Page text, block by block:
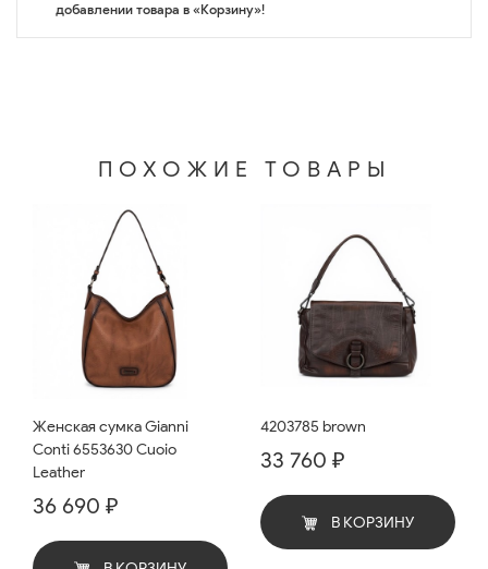
добавлении товара в «Корзину»!
ПОХОЖИЕ ТОВАРЫ
Женская сумка Gianni
Conti 6553630 Cuoio
Leather
36 690 ₽
4203785 brown
33 760 ₽
В КОРЗИНУ